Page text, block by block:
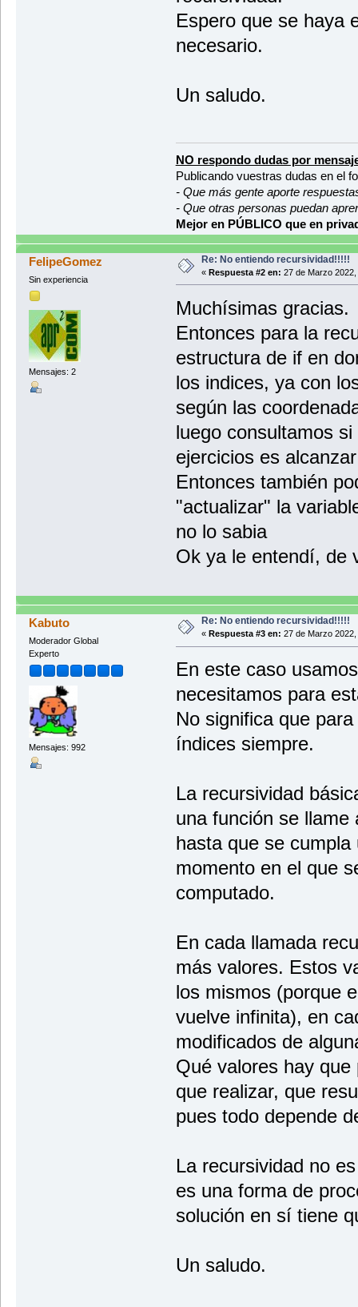
Espero que se haya
necesario.
Un saludo.
NO respondo dudas por
Publicando vuestras dudas en el
- Que más gente aporte
- Que otras personas puedan
Mejor en PÚBLICO que en
FelipeGomez
Sin experiencia
Mensajes: 2
Re: No entiendo recursividad!!!!!
« Respuesta #2 en: 27 de Marzo
Muchísimas gracias.
Entonces para la
estructura de if en
los indices, ya con
según las
luego consultamos
ejercicios es
Entonces también
"actualizar" la
no lo sabia
Ok ya le entendí, de
Kabuto
Moderador Global
Experto
Mensajes: 992
Re: No entiendo recursividad!!!!!
« Respuesta #3 en: 27 de Marzo
En este caso
necesitamos para
No significa que
índices siempre.
La recursividad
una función se
hasta que se
momento en el que
computado.
En cada llamada
más valores. Estos
los mismos (porque
vuelve infinita), en
modificados de
Qué valores hay
que realizar, que
pues todo depende
La recursividad no
es una forma de
solución en sí tiene
Un saludo.